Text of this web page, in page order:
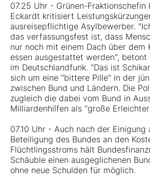
07.25 Uhr - Grünen-Fraktionschefin
Eckardt kritisiert
ausreisepflichtige Asylbewerber.
das verfassungsfest ist, dass
nur noch mit einem Dach über dem
essen ausgestattet werden", betont
im Deutschlandfunk. "Das ist
sich um eine "bittere Pille" in der
zwischen Bund und Ländern. Die
zugleich die dabei vom Bund in
Milliardenhilfen als "große
07.10 Uhr - Auch nach der Einigung
Beteiligung des Bundes an den
Flüchtlingsstroms hält
Schäuble einen ausgeglichenen
ohne neue Schulden für möglich.